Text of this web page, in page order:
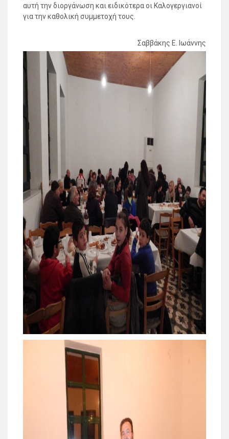
αυτή την διοργάνωση και ειδικότερα οι Καλογεργιανοί
για την καθολική συμμετοχή τους.
Σαββάκης Ε. Ιωάννης